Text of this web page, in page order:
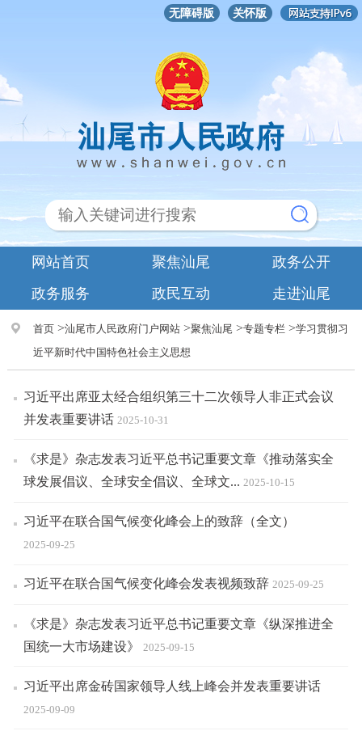
无障碍版 关怀版
网站首页 聚焦汕尾
政务公开
政务服务
政民互动 走进汕尾
首页>汕尾市人民政府门户网站>聚焦汕尾 >专题专栏>学习贯彻习
近平新时代中国特色社会主义思想
习近平出席亚太经合组织第三十二次领导人非正式会议
并发表重要讲话 2025-10-31
《求是》杂志发表习近平总书记重要文章《推动落实全
球发展倡议、全球安全倡议、全球文... 2025-10-15
习近平在联合国气候变化峰会上的致辞（全文）
2025-09-25
习近平在联合国气候变化峰会发表视频致辞 2025-09-25
《求是》杂志发表习近平总书记重要文章《纵深推进全
国统一大市场建设》
2025-09-15
习近平出席金砖国家领导人线上峰会并发表重要讲话
2025-09-09